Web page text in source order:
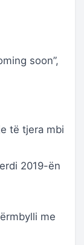
soon”,
të tjera mbi
2019-ën
me